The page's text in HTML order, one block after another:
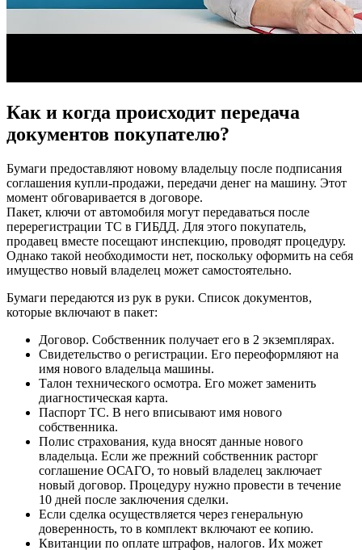
Как и когда происходит передача
документов покупателю?
Бумаги предоставляют новому владельцу после подписания
соглашения купли-продажи, передачи денег на машину. Этот
момент обговаривается в договоре.
Пакет, ключи от автомобиля могут передаваться после
перерегистрации ТС в ГИБДД. Для этого покупатель,
продавец вместе посещают инспекцию, проводят процедуру.
Однако такой необходимости нет, поскольку оформить на себя
имущество новый владелец может самостоятельно.
Бумаги передаются из рук в руки. Список документов,
которые включают в пакет:
Договор. Собственник получает его в 2 экземплярах.
Свидетельство о регистрации. Его переоформляют на
имя нового владельца машины.
Талон технического осмотра. Его может заменить
диагностическая карта.
Паспорт ТС. В него вписывают имя нового
собственника.
Полис страхования, куда вносят данные нового
владельца. Если же прежний собственник расторг
соглашение ОСАГО, то новый владелец заключает
новый договор. Процедуру нужно провести в течение
10 дней после заключения сделки.
Если сделка осуществляется через генеральную
доверенность, то в комплект включают ее копию.
Квитанции по оплате штрафов, налогов. Их может